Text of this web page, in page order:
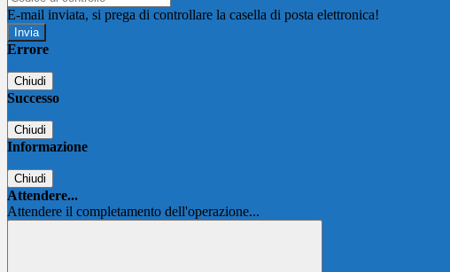
E-mail inviata, si prega di controllare la casella di posta elettronica!
Errore
Chiudi
Successo
Chiudi
Informazione
Chiudi
Attendere...
Attendere il completamento dell'operazione...